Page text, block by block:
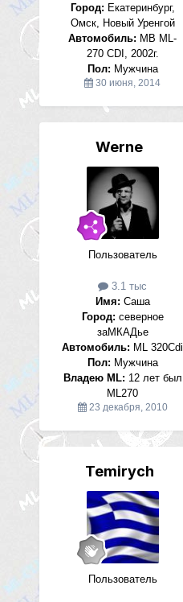
Город: Екатеринбург,
Омск, Новый Уренгой
Автомобиль: MB ML-
270 CDI, 2002г.
Пол: Мужчина
30 июня, 2014
Werne
Пользователь
3.1 тыс
Имя: Саша
Город: северное
заМКАДье
Автомобиль: ML 320Cdi
Пол: Мужчина
Владею ML: 12 лет был
ML270
23 декабря, 2010
Temirych
Пользователь